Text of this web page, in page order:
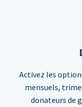
Activez les
mensuels,
donateurs de